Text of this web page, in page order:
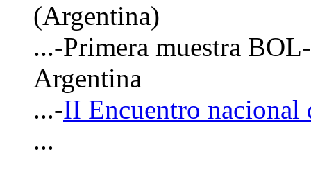
(Argentina)
...-Primera muestra
Argentina
...-II Encuentro nacional
...